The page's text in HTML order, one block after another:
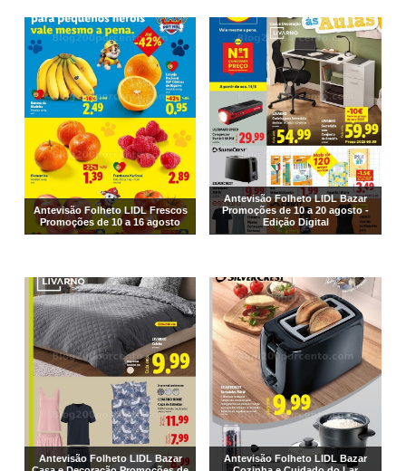
Antevisão Folheto LIDL Frescos
Promoções de 10 a 16 agosto
Antevisão Folheto LIDL Bazar
Promoções de 10 a 20 agosto -
Edição Digital
Antevisão Folheto LIDL Bazar
Antevisão Folheto LIDL Bazar